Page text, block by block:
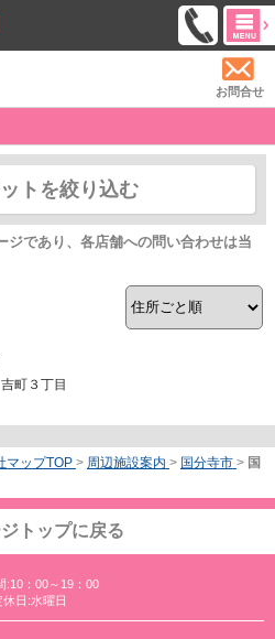
お問合せ
トを絞り込む
であり、各店舗への問い合わせは当
町３丁目
マップTOP > 周辺施設案内 > 国分寺市 > 国
トップに戻る
:10：00～19：00
休日:水曜日